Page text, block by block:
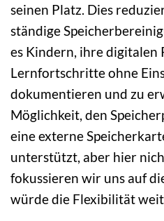
seinen Platz. Dies
ständige
es Kindern, ihre digitalen
Lernfortschritte ohne
dokumentieren und zu
Möglichkeit, den
eine externe
unterstützt, aber hier
fokussieren wir uns auf
würde die Flexibilität